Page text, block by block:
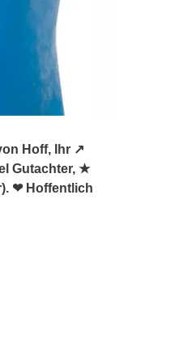
Hoff, Ihr ↗️
Gutachter, ★
❤ Hoffentlich